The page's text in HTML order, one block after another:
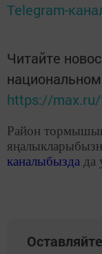
Telegram-
Читайте
https://
Район
каналыбызда да